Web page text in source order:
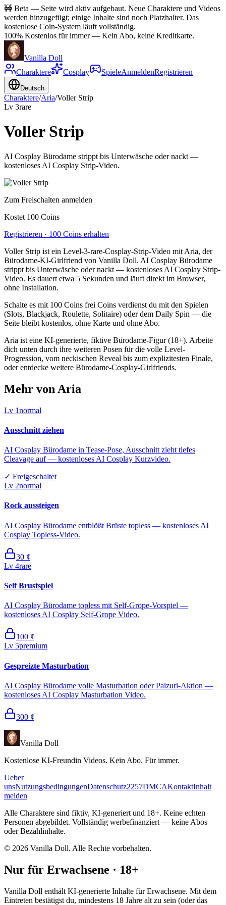
🚧 Beta — Seite wird aktiv aufgebaut. Neue Charaktere und Videos
werden hinzugefügt; einige Inhalte sind noch Platzhalter. Das
kostenlose Coin-System läuft vollständig.
100% Kostenlos für immer— Kein Abo, keine Kreditkarte.
Vanilla Doll
Charaktere
Cosplay SpieleAnmeldenRegistrieren
Deutsch
Charaktere/Aria/Voller Strip
Lv 3rare
Voller Strip
AI Cosplay Bürodame strippt bis Unterwäsche oder nackt —
kostenloses AI Cosplay Strip-Video.
Zum Freischalten anmelden
Kostet 100 Coins
Registrieren · 100 Coins erhalten
Voller Strip ist ein Level-3-rare-Cosplay-Strip-Video mit Aria, der
Bürodame-KI-Girlfriend von Vanilla Doll. AI Cosplay Bürodame
strippt bis Unterwäsche oder nackt — kostenloses AI Cosplay Strip-
Video. Es dauert etwa 5 Sekunden und läuft direkt im Browser,
ohne Installation.
Schalte es mit 100 Coins frei Coins verdienst du mit den Spielen
(Slots, Blackjack, Roulette, Solitaire) oder dem Daily Spin — die
Seite bleibt kostenlos, ohne Karte und ohne Abo.
Aria ist eine KI-generierte, fiktive Bürodame-Figur (18+). Arbeite
dich unten durch ihre weiteren Posen für die volle Level-
Progression, vom neckischen Reveal bis zum explizitesten Finale,
oder entdecke weitere Bürodame-Cosplay-Girlfriends.
Mehr von Aria
Lv 1normal
Ausschnitt ziehen
AI Cosplay Bürodame in Tease-Pose, Ausschnitt zieht tiefes
Cleavage auf — kostenloses AI Cosplay Kurzvideo.
✓ Freigeschaltet
Lv 2normal
Rock aussteigen
AI Cosplay Bürodame entblößt Brüste topless — kostenloses AI
Cosplay Topless-Video.
30 ¢
Lv 4rare
Self Brustspiel
AI Cosplay Bürodame topless mit Self-Grope-Vorspiel —
kostenloses AI Cosplay Self-Grope Video.
100 ¢
Lv 5premium
Gespreizte Masturbation
AI Cosplay Bürodame volle Masturbation oder Paizuri-Aktion —
kostenloses AI Cosplay Masturbation Video.
300 ¢
Vanilla Doll
Kostenlose KI-Freundin Videos. Kein Abo. Für immer.
Ueber
unsNutzungsbedingungenDatenschutz2257DMCAKontaktInhalt
melden
Alle Charaktere sind fiktiv, KI-generiert und 18+. Keine echten
Personen abgebildet. Vollständig werbefinanziert — keine Abos
oder Bezahlinhalte.
© 2026 Vanilla Doll. Alle Rechte vorbehalten.
Nur für Erwachsene · 18+
Vanilla Doll enthält KI-generierte Inhalte für Erwachsene. Mit dem
Eintreten bestätigst du, mindestens 18 Jahre alt zu sein (oder das